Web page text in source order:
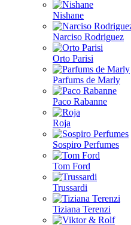
Nishane
Narciso Rodriguez
Orto Parisi
Parfums de Marly
Paco Rabanne
Roja
Sospiro Perfumes
Tom Ford
Trussardi
Tiziana Terenzi